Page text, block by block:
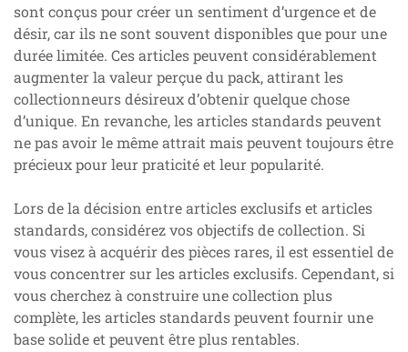
sont conçus pour créer un sentiment d’urgence et de
désir, car ils ne sont souvent disponibles que pour une
durée limitée. Ces articles peuvent considérablement
augmenter la valeur perçue du pack, attirant les
collectionneurs désireux d’obtenir quelque chose
d’unique. En revanche, les articles standards peuvent
ne pas avoir le même attrait mais peuvent toujours être
précieux pour leur praticité et leur popularité.
Lors de la décision entre articles exclusifs et articles
standards, considérez vos objectifs de collection. Si
vous visez à acquérir des pièces rares, il est essentiel de
vous concentrer sur les articles exclusifs. Cependant, si
vous cherchez à construire une collection plus
complète, les articles standards peuvent fournir une
base solide et peuvent être plus rentables.